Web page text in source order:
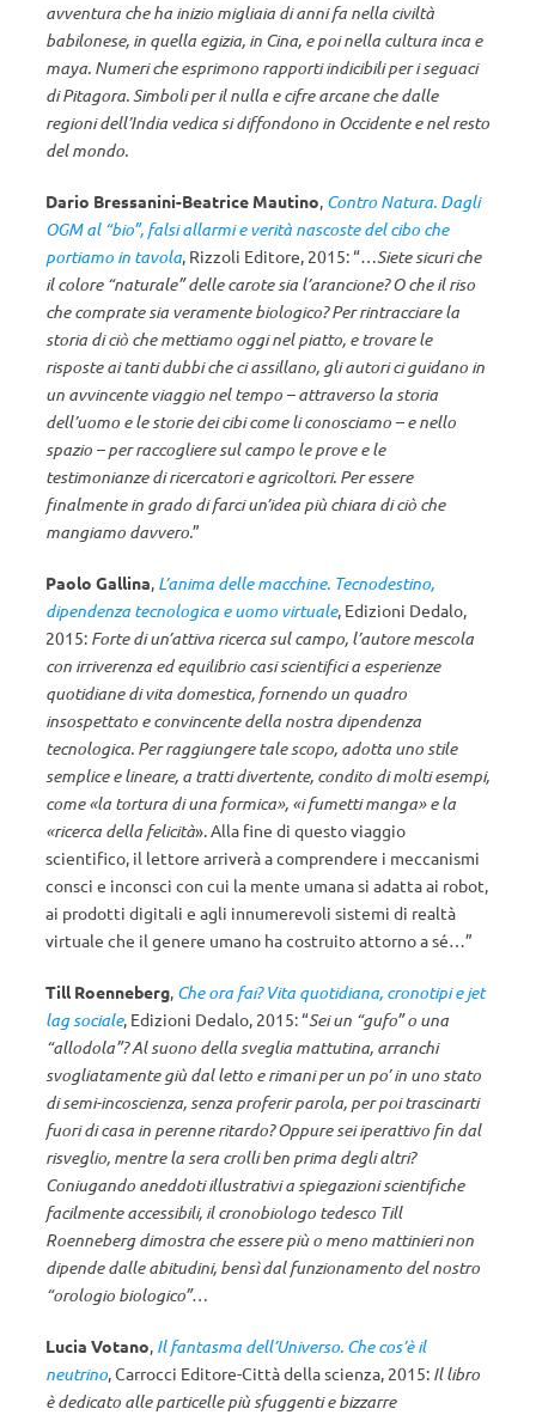
avventura che ha inizio migliaia di anni fa nella civiltà
babilonese, in quella egizia, in Cina, e poi nella cultura inca e
maya. Numeri che esprimono rapporti indicibili per i seguaci
di Pitagora. Simboli per il nulla e cifre arcane che dalle
regioni dell’India vedica si diffondono in Occidente e nel resto
del mondo.
Dario Bressanini-Beatrice Mautino, Contro Natura. Dagli
OGM al “bio”, falsi allarmi e verità nascoste del cibo che
portiamo in tavola, Rizzoli Editore, 2015: “…Siete sicuri che
il colore “naturale” delle carote sia l’arancione? O che il riso
che comprate sia veramente biologico? Per rintracciare la
storia di ciò che mettiamo oggi nel piatto, e trovare le
risposte ai tanti dubbi che ci assillano, gli autori ci guidano in
un avvincente viaggio nel tempo – attraverso la storia
dell’uomo e le storie dei cibi come li conosciamo – e nello
spazio – per raccogliere sul campo le prove e le
testimonianze di ricercatori e agricoltori. Per essere
finalmente in grado di farci un’idea più chiara di ciò che
mangiamo davvero.”
Paolo Gallina, L’anima delle macchine. Tecnodestino,
dipendenza tecnologica e uomo virtuale, Edizioni Dedalo,
2015: Forte di un’attiva ricerca sul campo, l’autore mescola
con irriverenza ed equilibrio casi scientifici a esperienze
quotidiane di vita domestica, fornendo un quadro
insospettato e convincente della nostra dipendenza
tecnologica. Per raggiungere ta­le scopo, adotta uno stile
semplice e lineare, a trat­ti divertente, condito di molti esempi,
come «la tortura di una for­mi­ca», «i fumetti manga» e la
«ricerca della felicità». Alla fine di questo viaggio
scientifico, il lettore arriverà a comprendere i meccani­­smi
consci e inconsci con cui la mente uma­na si adatta ai robot,
ai prodotti digitali e agli innumerevoli sistemi di real­tà
virtuale che il genere umano ha costruito attorno a sé…”
Till Roenneberg, Che ora fai? Vita quotidiana, cronotipi e jet
lag sociale, Edizioni Dedalo, 2015: “Sei un “gufo” o una
“allodola”? Al suono della sveglia mattutina, arranchi
svogliatamente giù dal letto e rimani per un po’ in uno stato
di semi-incoscienza, senza proferir parola, per poi trascinarti
fuori di casa in perenne ritardo? Oppure sei iperattivo fin dal
risveglio, mentre la sera crolli ben prima degli altri?
Coniugando aneddoti illustrativi a spiegazioni scientifiche
facilmente accessibili, il cronobiologo tedesco Till
Roenneberg dimostra che essere più o meno mattinieri non
dipende dalle abitudini, bensì dal funzionamento del nostro
“orologio biologico”…
Lucia Votano, Il fantasma dell’Universo. Che cos’è il
neutrino, Carrocci Editore-Città della scienza, 2015: Il libro
è dedicato alle particelle più sfuggenti e bizzarre